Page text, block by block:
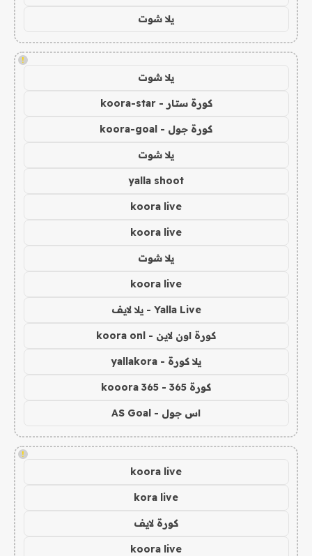
يلا شوت
!
يلا شوت
كورة ستار - koora-star
كورة جول - koora-goal
يلا شوت
yalla shoot
koora live
koora live
يلا شوت
koora live
Yalla Live - يلا لايف
كورة اون لاين - koora onl
يلا كورة - yallakora
كورة 365 - kooora 365
اس جول - AS Goal
!
koora live
kora live
كورة لايف
koora live